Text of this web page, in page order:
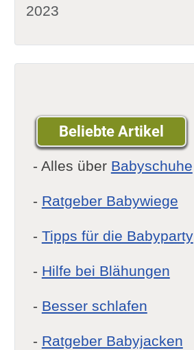
2023
Beliebte Artikel
- Alles über Babyschuhe
- Ratgeber Babywiege
- Tipps für die Babyparty
- Hilfe bei Blähungen
- Besser schlafen
- Ratgeber Babyjacken